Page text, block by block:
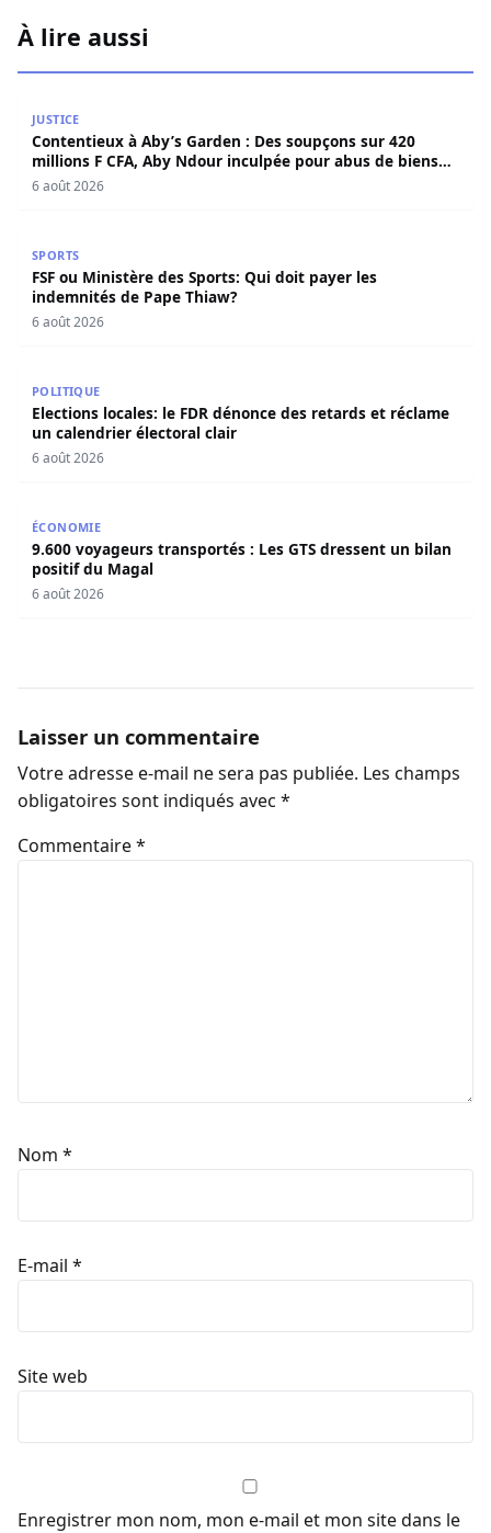
À lire aussi
JUSTICE
Contentieux à Aby’s Garden : Des soupçons sur 420
millions F CFA, Aby Ndour inculpée pour abus de biens
sociaux
6 août 2026
SPORTS
FSF ou Ministère des Sports: Qui doit payer les
indemnités de Pape Thiaw?
6 août 2026
POLITIQUE
Elections locales: le FDR dénonce des retards et réclame
un calendrier électoral clair
6 août 2026
ÉCONOMIE
9.600 voyageurs transportés : Les GTS dressent un bilan
positif du Magal
6 août 2026
Laisser un commentaire
Votre adresse e-mail ne sera pas publiée. Les champs
obligatoires sont indiqués avec *
Commentaire*
Nom *
E-mail *
Site web
Enregistrer mon nom, mon e-mail et mon site dans le